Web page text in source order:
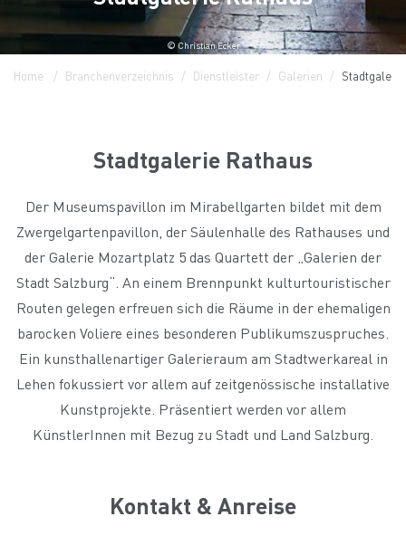
© Christian Ecker
Home Branchenverzeichnis Dienstleister Galerien
Stadtgalerie Rathaus
Der Museumspavillon im Mirabellgarten bildet mit dem
Zwergelgartenpavillon, der Säulenhalle des Rathauses und
der Galerie Mozartplatz 5 das Quartett der „Galerien der
Stadt Salzburg“. An einem Brennpunkt kulturtouristischer
Routen gelegen erfreuen sich die Räume in der ehemaligen
barocken Voliere eines besonderen Publikumszuspruches.
Ein kunsthallenartiger Galerieraum am Stadtwerkareal in
Lehen fokussiert vor allem auf zeitgenössische installative
Kunstprojekte. Präsentiert werden vor allem
KünstlerInnen mit Bezug zu Stadt und Land Salzburg.
Kontakt & Anreise